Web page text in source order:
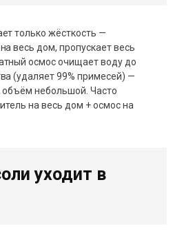
только жёсткость —
весь дом, пропускает весь
осмос очищает воду до
(удаляет 99% примесей) —
объём небольшой. Часто
на весь дом + осмос на
уходит в